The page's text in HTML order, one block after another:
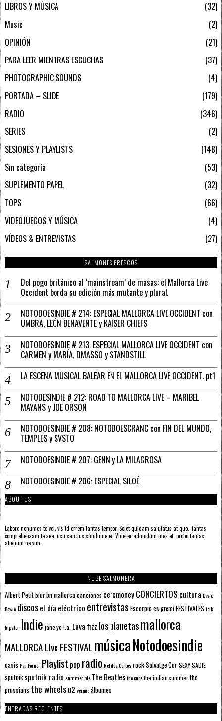
LIBROS Y MÚSICA
32
Music
2
OPINIÓN
21
PARA LEER MIENTRAS ESCUCHAS
37
PHOTOGRAPHIC SOUNDS
4
PORTADA – SLIDE
179
RADIO
346
SERIES
2
SESIONES Y PLAYLISTS
148
Sin categoría
53
SUPLEMENTO PAPEL
32
TOPS
66
VIDEOJUEGOS Y MÚSICA
4
VÍDEOS & ENTREVISTAS
27
SALMONES FRESCOS
Del pogo británico al ‘mainstream’ de masas: el Mallorca Live
Occident borda su edición más mutante y plural.
NOTODOESINDIE # 214: ESPECIAL MALLORCA LIVE OCCIDENT con
UMBRA, LEÓN BENAVENTE y KAISER CHIEFS
NOTODOESINDIE # 213: ESPECIAL MALLORCA LIVE OCCIDENT con
CARMEN y MARÍA, DMASSO y STANDSTILL
LA ESCENA MUSICAL BALEAR EN EL MALLORCA LIVE OCCIDENT. pt1
NOTODESINDIE # 212: ROAD TO MALLORCA LIVE – MARIBEL
MAYANS y JOE ORSON
NOTODOESINDIE # 208: NOTODOESCRANC con FIN DEL MUNDO,
TEMPLES y SVSTO
NOTODOESINDIE # 207: GENN y LA MILAGROSA
NOTODOESINDIE # 206: ESPECIAL SILOÉ
ABOUT US
Labore nonumes te vel, vis id errem tantas tempor. Solet quidam salutatus at quo. Tantas
comprehensam te sea, usu sanctus similique ei. Viderer admodum mea et, probo tantas
alienum ne vim.
NUBE SALMONERA
Albert Petitblurbn mallorcacanciones ceremoneyCONCIERTOS cultura David
Bowie discosel día eléctrico entrevistas Escorpioes gremiFESTIVALES folk
hipster Indie jane yo l.a. Lava fizz los planetasmallorca
MALLORCA LIve FESTIVAL músicaNotodoesindie
oasis Pau Forner Playlist pop radioRelatos CortosrockSalvatge CorSEXY SADIE
sputnik sputnik radio summer pie The Beatlesthe curethe indian summerthe
prussians the wheelsu2 veranoálbumes
ENTRADAS RECIENTES